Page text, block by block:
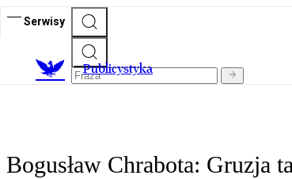
Serwisy
Publicystyka
Bogusław Chrabota: Gruzja